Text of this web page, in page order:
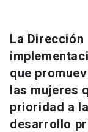
Universidad
Información para
Futuros
Go to english site
La
que
las mujeres
prioridad a
desarrollo